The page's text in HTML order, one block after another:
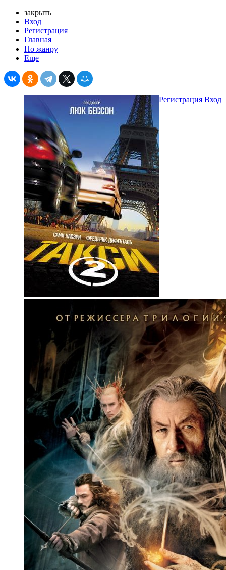
закрыть
Вход
Регистрация
Главная
По жанру
Еще
Регистрация Вход